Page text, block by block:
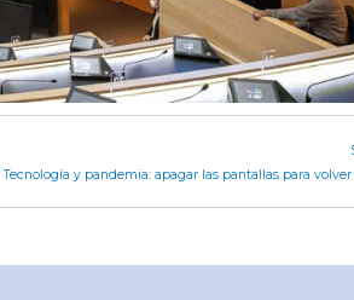
Tecnología y pandemia: apagar las pantallas para